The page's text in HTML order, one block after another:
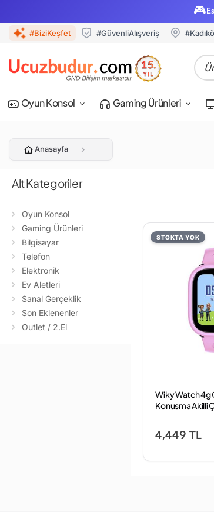
🎮
#BiziKeşfet #GüvenliAlışveriş
Oyun Konsol Gaming Ürünleri
Anasayfa
Alt Kategoriler
Oyun Konsol
Gaming Ürünleri
Bilgisayar
Telefon
Elektronik
Ev Aletleri
Sanal Gerçeklik
Son Eklenenler
Outlet / 2.El
STOKTA YOK
Wiky Watch 4g
Konusma Akilli
4,449 TL